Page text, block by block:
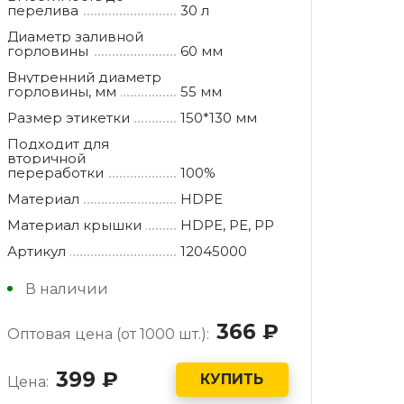
баки 105 литров
контейнеры 240 литров
контейнеры 360 литров
контейнер 660 литров
баки 750 литров
баки 800 литров
1100 литров
перелива
30 л
Диаметр заливной
горловины
60 мм
Внутренний диаметр
горловины, мм
55 мм
Размер этикетки
150*130 мм
Подходит для
вторичной
переработки
100%
Материал
HDPE
Материал крышки
HDPE, РE, РР
Артикул
12045000
В наличии
Оптовая цена (от 1000 шт.): 366
Цена: 399 КУПИТЬ